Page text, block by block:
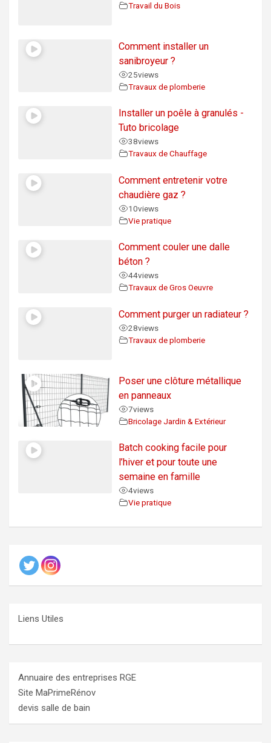
Travail du Bois
Comment installer un
sanibroyeur ?
25views
Travaux de plomberie
Installer un poêle à granulés -
Tuto bricolage
38views
Travaux de Chauffage
Comment entretenir votre
chaudière gaz ?
10views
Vie pratique
Comment couler une dalle
béton ?
44views
Travaux de Gros Oeuvre
Comment purger un radiateur ?
28views
Travaux de plomberie
Poser une clôture métallique
en panneaux
7views
Bricolage Jardin & Extérieur
Batch cooking facile pour
l’hiver et pour toute une
semaine en famille
4views
Vie pratique
Liens Utiles
Annuaire des entreprises RGE
Site MaPrimeRénov
devis salle de bain